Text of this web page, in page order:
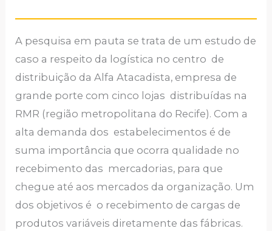
A pesquisa em pauta se trata de um estudo de
caso a respeito da logística no centro de
distribuição da Alfa Atacadista, empresa de
grande porte com cinco lojas distribuídas na
RMR (região metropolitana do Recife). Com a
alta demanda dos estabelecimentos é de
suma importância que ocorra qualidade no
recebimento das mercadorias, para que
chegue até aos mercados da organização. Um
dos objetivos é o recebimento de cargas de
produtos variáveis diretamente das fábricas.